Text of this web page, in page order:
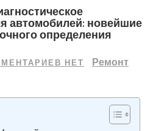
автомобилей: новейшие
определения
НЕТ
Ремонт